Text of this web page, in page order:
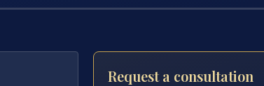
Request a consultation